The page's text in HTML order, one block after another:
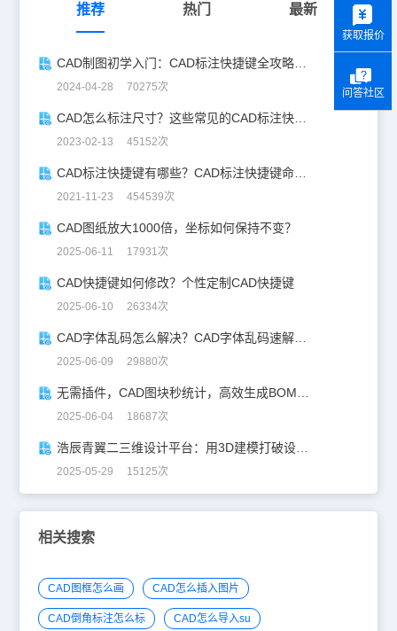
推荐 热门 最新
CAD制图初学入门：CAD标注快捷键全攻略，助你设计更高效！
2024-04-28 70275次
CAD怎么标注尺寸？这些常见的CAD标注快捷键你会用吗？
2023-02-13 45152次
CAD标注快捷键有哪些？CAD标注快捷键命令大全！
2021-11-23 454539次
CAD图纸放大1000倍，坐标如何保持不变？
2025-06-11 17931次
CAD快捷键如何修改？个性定制CAD快捷键
2025-06-10 26334次
CAD字体乱码怎么解决？CAD字体乱码速解指南
2025-06-09 29880次
2025-06-04 18687次
浩辰青翼二三维设计平台：用3D建模打破设计边界
2025-05-29 15125次
相关搜索
CAD图框怎么画 CAD怎么插入图片
CAD倒角标注怎么标 CAD怎么导入su
获取报价
问答社区